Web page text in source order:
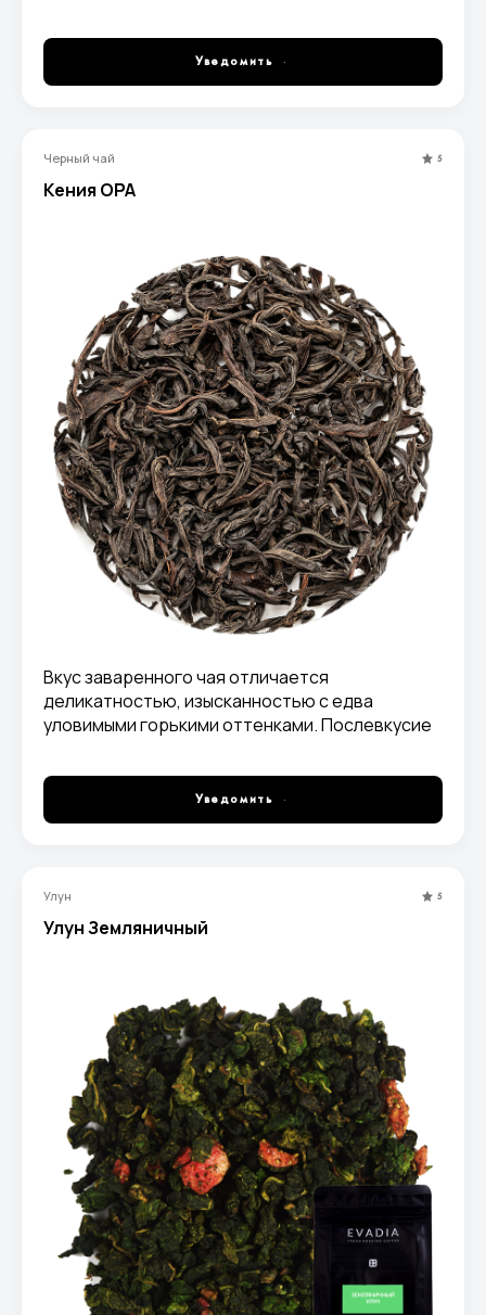
долгим, сладким послевкусием
Уведомить
Черный чай 5
Кения OРА
Вкус заваренного чая отличается
деликатностью, изысканностью с едва
уловимыми горькими оттенками. Послевкусие
Уведомить
Улун 5
Улун Земляничный